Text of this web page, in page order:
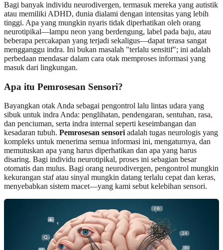
Bagi banyak individu neurodivergen, termasuk mereka yang autistik
atau memiliki ADHD, dunia dialami dengan intensitas yang lebih
tinggi. Apa yang mungkin nyaris tidak diperhatikan oleh orang
neurotipikal—lampu neon yang berdengung, label pada baju, atau
beberapa percakapan yang terjadi sekaligus—dapat terasa sangat
mengganggu indra. Ini bukan masalah "terlalu sensitif"; ini adalah
perbedaan mendasar dalam cara otak memproses informasi yang
masuk dari lingkungan.
Apa itu Pemrosesan Sensori?
Bayangkan otak Anda sebagai pengontrol lalu lintas udara yang
sibuk untuk indra Anda: penglihatan, pendengaran, sentuhan, rasa,
dan penciuman, serta indra internal seperti keseimbangan dan
kesadaran tubuh. Pemrosesan sensoriadalah tugas neurologis yang
kompleks untuk menerima semua informasi ini, mengaturnya, dan
memutuskan apa yang harus diperhatikan dan apa yang harus
disaring. Bagi individu neurotipikal, proses ini sebagian besar
otomatis dan mulus. Bagi orang neurodivergen, pengontrol mungkin
kekurangan staf atau sinyal mungkin datang terlalu cepat dan keras,
menyebabkan sistem macet—yang kami sebut kelebihan sensori.